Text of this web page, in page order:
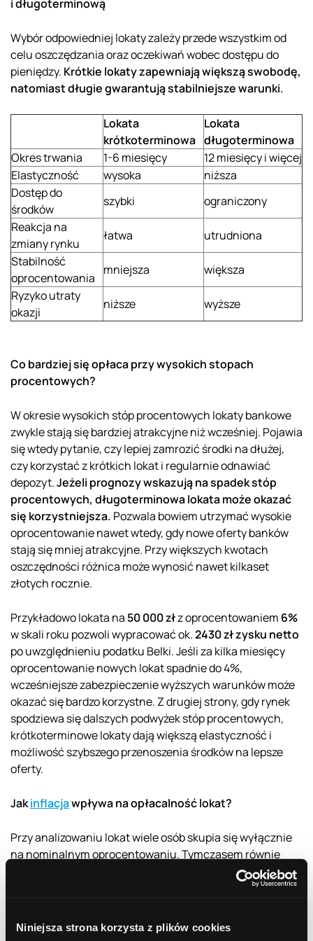
Niniejsza strona korzysta z plików cookies
i długoterminową
Wybór odpowiedniej lokaty zależy przede wszystkim od
celu oszczędzania oraz oczekiwań wobec dostępu do
pieniędzy. Krótkie lokaty zapewniają większą swobodę,
natomiast długie gwarantują stabilniejsze warunki.
Lokata
krótkoterminowa
Lokata
długoterminowa
Okres trwania
1-6 miesięcy
12 miesięcy i więcej
Elastyczność
wysoka
niższa
Dostęp do
środków
szybki
ograniczony
Reakcja na
zmiany rynku
łatwa
utrudniona
Stabilność
oprocentowania
mniejsza
większa
Ryzyko utraty
okazji
niższe wyższe
Co bardziej się opłaca przy wysokich stopach
procentowych?
W okresie wysokich stóp procentowych lokaty bankowe
zwykle stają się bardziej atrakcyjne niż wcześniej. Pojawia
się wtedy pytanie, czy lepiej zamrozić środki na dłużej,
czy korzystać z krótkich lokat i regularnie odnawiać
depozyt.Jeżeli prognozy wskazują na spadek stóp
procentowych, długoterminowa lokata może okazać
się korzystniejsza. Pozwala bowiem utrzymać wysokie
oprocentowanie nawet wtedy, gdy nowe oferty banków
stają się mniej atrakcyjne. Przy większych kwotach
oszczędności różnica może wynosić nawet kilkaset
złotych rocznie.
Przykładowo lokata na 50 000 złz oprocentowaniem 6%
w skali roku pozwoli wypracować ok.2430 zł zysku netto
po uwzględnieniu podatku Belki. Jeśli za kilka miesięcy
oprocentowanie nowych lokat spadnie do 4%,
wcześniejsze zabezpieczenie wyższych warunków może
okazać się bardzo korzystne. Z drugiej strony, gdy rynek
spodziewa się dalszych podwyżek stóp procentowych,
krótkoterminowe lokaty dają większą elastyczność i
możliwość szybszego przenoszenia środków na lepsze
oferty.
Jakinflacjawpływa na opłacalność lokat?
Przy analizowaniu lokat wiele osób skupia się wyłącznie
na nominalnym oprocentowaniu. Tymczasem równie
ważna jest inflacja, czyli tempo wzrostu cen. To właśnie
Jeśli lokata oferuje5% oprocentowania, ale inflacja